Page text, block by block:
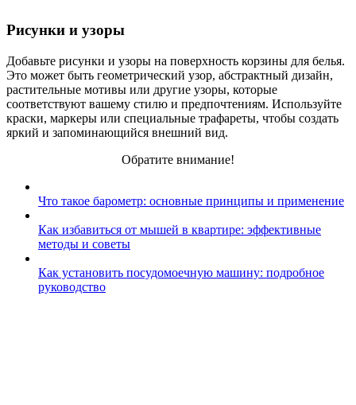
Рисунки и узоры
Добавьте рисунки и узоры на поверхность корзины для белья.
Это может быть геометрический узор, абстрактный дизайн,
растительные мотивы или другие узоры, которые
соответствуют вашему стилю и предпочтениям. Используйте
краски, маркеры или специальные трафареты, чтобы создать
яркий и запоминающийся внешний вид.
Обратите внимание!
Что такое барометр: основные принципы и применение
Как избавиться от мышей в квартире: эффективные
методы и советы
Как установить посудомоечную машину: подробное
руководство